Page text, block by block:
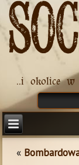
..i okolice w
«